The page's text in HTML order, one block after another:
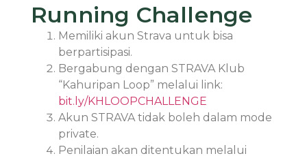
Running Challenge
Memiliki akun Strava untuk bisa
berpartisipasi.
Bergabung dengan STRAVA Klub
“Kahuripan Loop” melalui link:
bit.ly/KHLOOPCHALLENGE
Akun STRAVA tidak boleh dalam mode
private.
Penilaian akan ditentukan melalui